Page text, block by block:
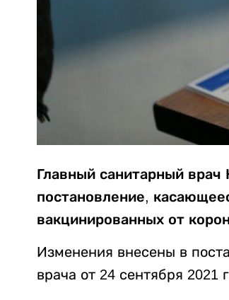
Главный санитарный врач
постановление,
вакцинированных от
Изменения внесены в
врача от 24 сентября